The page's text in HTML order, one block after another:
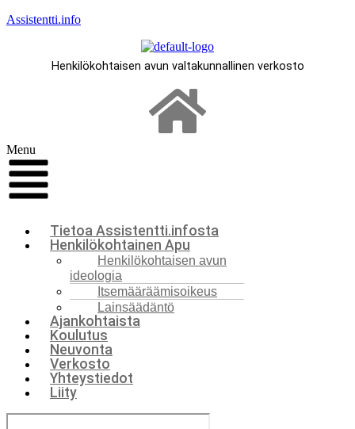
Assistentti.info
Henkilökohtaisen avun valtakunnallinen verkosto
Menu
Tietoa Assistentti.infosta
Henkilökohtainen Apu
Henkilökohtaisen avun
ideologia
Itsemääräämisoikeus
Lainsäädäntö
Ajankohtaista
Koulutus
Neuvonta
Verkosto
Yhteystiedot
Liity